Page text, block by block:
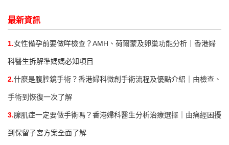
最新資訊
1.女性備孕前要做咩檢查？AMH、荷爾蒙及卵巢功能分析｜香港婦
科醫生拆解準媽媽必知項目
2.什麼是腹腔鏡手術？香港婦科微創手術流程及優點介紹｜由檢查、
手術到恢復一次了解
3.腺肌症一定要做手術嗎？香港婦科醫生分析治療選擇｜由痛經困擾
到保留子宮方案全面了解